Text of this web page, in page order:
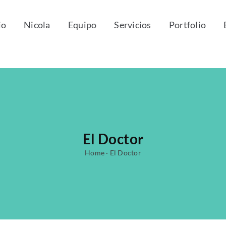
Nicola Equipo Servicios Portfolio
El Doctor
Home · El Doctor